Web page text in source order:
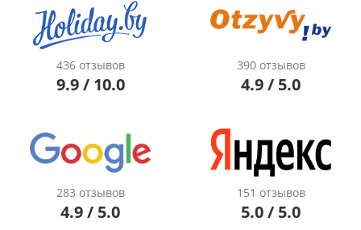
436 отзывов
9.9 / 10.0
390 отзывов
4.9 / 5.0
283 отзывов
4.9 / 5.0
151 отзывов
5.0 / 5.0